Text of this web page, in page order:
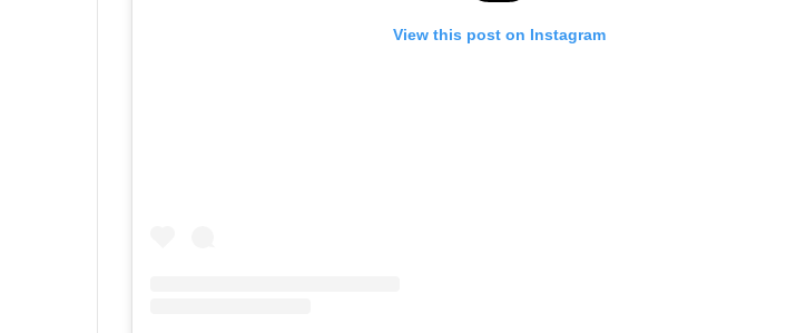
View this post on Instagram